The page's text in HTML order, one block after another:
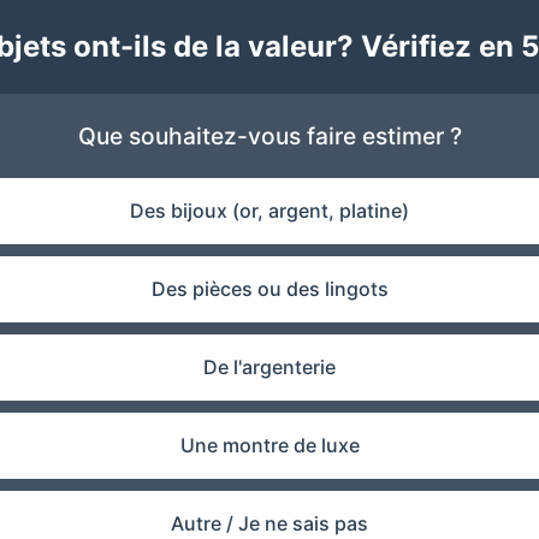
ont-ils de la valeur? Vérifiez en
Que souhaitez-vous faire estimer ?
Des bijoux (or, argent, platine)
Des pièces ou des lingots
De l'argenterie
Une montre de luxe
Autre / Je ne sais pas